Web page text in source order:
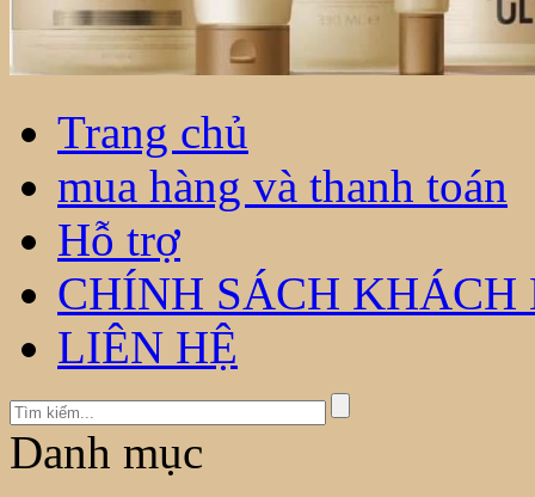
Trang chủ
mua hàng và thanh toán
Hỗ trợ
CHÍNH SÁCH KHÁCH
LIÊN HỆ
Danh mục